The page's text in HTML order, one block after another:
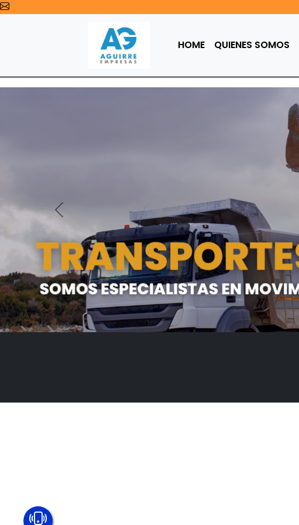
HOME QUIENES SOMOS
Anterior